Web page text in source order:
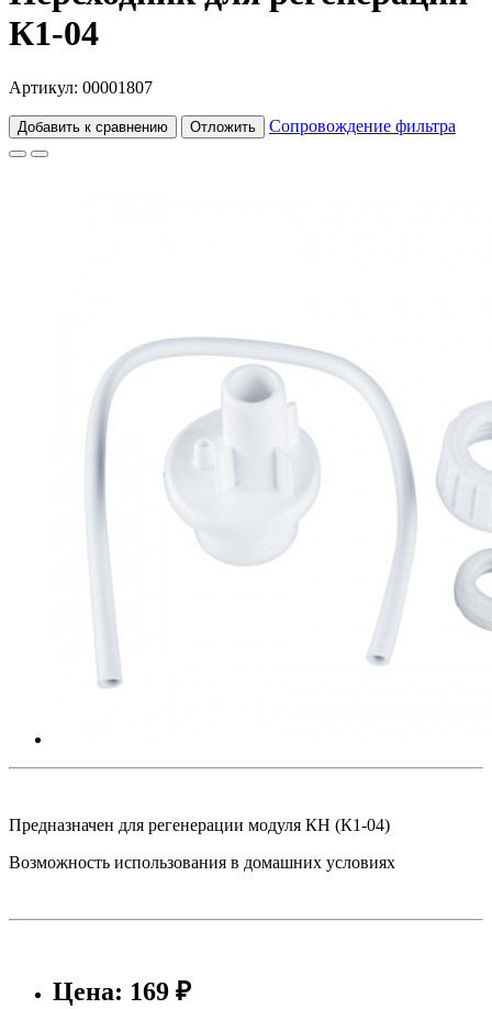
К1-04
Артикул: 00001807
Добавить к сравнению Отложить Сопровождение фильтра
Предназначен для регенерации модуля КН (К1-04)
Возможность использования в домашних условиях
Цена: 169 ₽